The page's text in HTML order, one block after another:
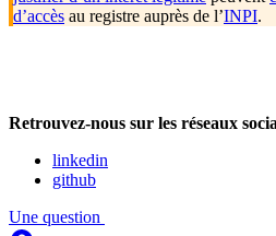
d’accès au registre auprès de l’INPI.
Retrouvez-nous sur les réseaux
linkedin
github
Une question